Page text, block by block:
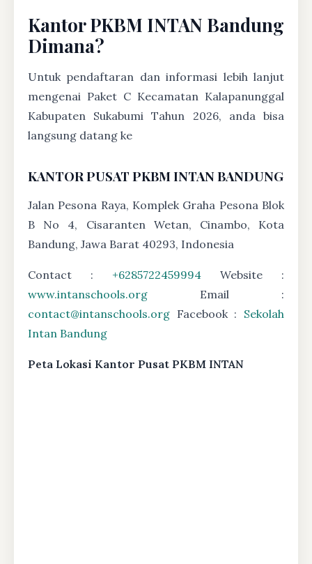
Kantor PKBM INTAN Bandung
Dimana?
Untuk pendaftaran dan informasi lebih lanjut
mengenai Paket C Kecamatan Kalapanunggal
Kabupaten Sukabumi Tahun 2026, anda bisa
langsung datang ke
KANTOR PUSAT PKBM INTAN BANDUNG
Jalan Pesona Raya, Komplek Graha Pesona Blok
B No 4, Cisaranten Wetan, Cinambo, Kota
Bandung, Jawa Barat 40293, Indonesia
Contact : +6285722459994 Website :
www.intanschools.org Email :
contact@intanschools.org Facebook : Sekolah
Intan Bandung
Peta Lokasi Kantor Pusat PKBM INTAN